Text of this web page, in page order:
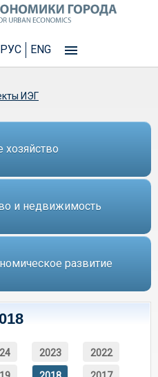
РУС ENG
ИЭГ
хозяйство
и недвижимость
развитие
2023 2022